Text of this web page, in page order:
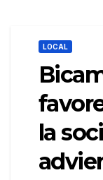
LOCAL
la